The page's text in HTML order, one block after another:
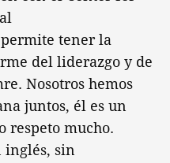
permite tener la
del liderazgo y de
Nosotros hemos
juntos, él es un
respeto mucho.
inglés, sin